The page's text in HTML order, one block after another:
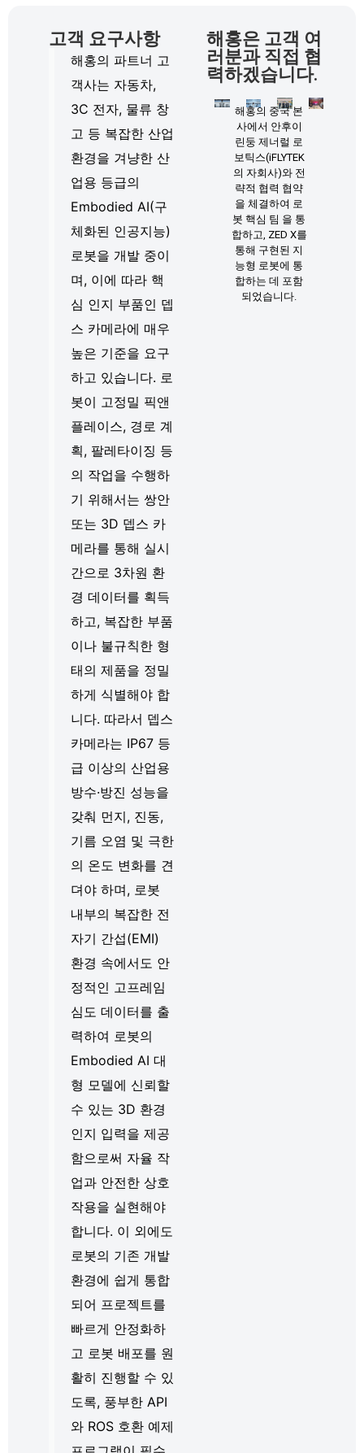
고객 요구사항
해홍의 파트너 고
객사는 자동차,
3C 전자, 물류 창
고 등 복잡한 산업
환경을 겨냥한 산
업용 등급의
Embodied AI(구
체화된 인공지능)
로봇을 개발 중이
며, 이에 따라 핵
심 인지 부품인 뎁
스 카메라에 매우
높은 기준을 요구
하고 있습니다. 로
봇이 고정밀 픽앤
플레이스, 경로 계
획, 팔레타이징 등
의 작업을 수행하
기 위해서는 쌍안
또는 3D 뎁스 카
메라를 통해 실시
간으로 3차원 환
경 데이터를 획득
하고, 복잡한 부품
이나 불규칙한 형
태의 제품을 정밀
하게 식별해야 합
니다. 따라서 뎁스
카메라는 IP67 등
급 이상의 산업용
방수·방진 성능을
갖춰 먼지, 진동,
기름 오염 및 극한
의 온도 변화를 견
뎌야 하며, 로봇
내부의 복잡한 전
자기 간섭(EMI)
환경 속에서도 안
정적인 고프레임
심도 데이터를 출
력하여 로봇의
Embodied AI 대
형 모델에 신뢰할
수 있는 3D 환경
인지 입력을 제공
함으로써 자율 작
업과 안전한 상호
작용을 실현해야
합니다. 이 외에도
로봇의 기존 개발
환경에 쉽게 통합
되어 프로젝트를
빠르게 안정화하
고 로봇 배포를 원
활히 진행할 수 있
도록, 풍부한 API
와 ROS 호환 예제
해홍은 고객 여
러분과 직접 협
력하겠습니다.
해홍의 중국 본
사에서 안후이
린둥 제너럴 로
보틱스(iFLYTEK
의 자회사)와 전
략적 협력 협약
을 체결하여 로
봇 핵심 팀 을 통
합하고, ZED X를
통해 구현된 지
능형 로봇에 통
합하는 데 포함
되었습니다.